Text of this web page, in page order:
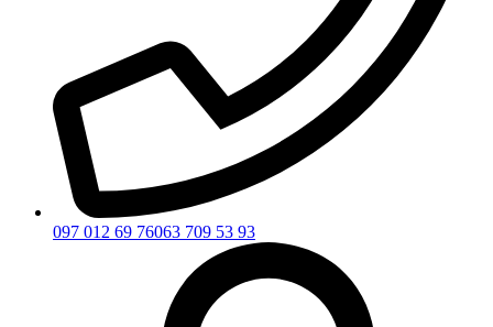
097 012 69 76063 709 53 93